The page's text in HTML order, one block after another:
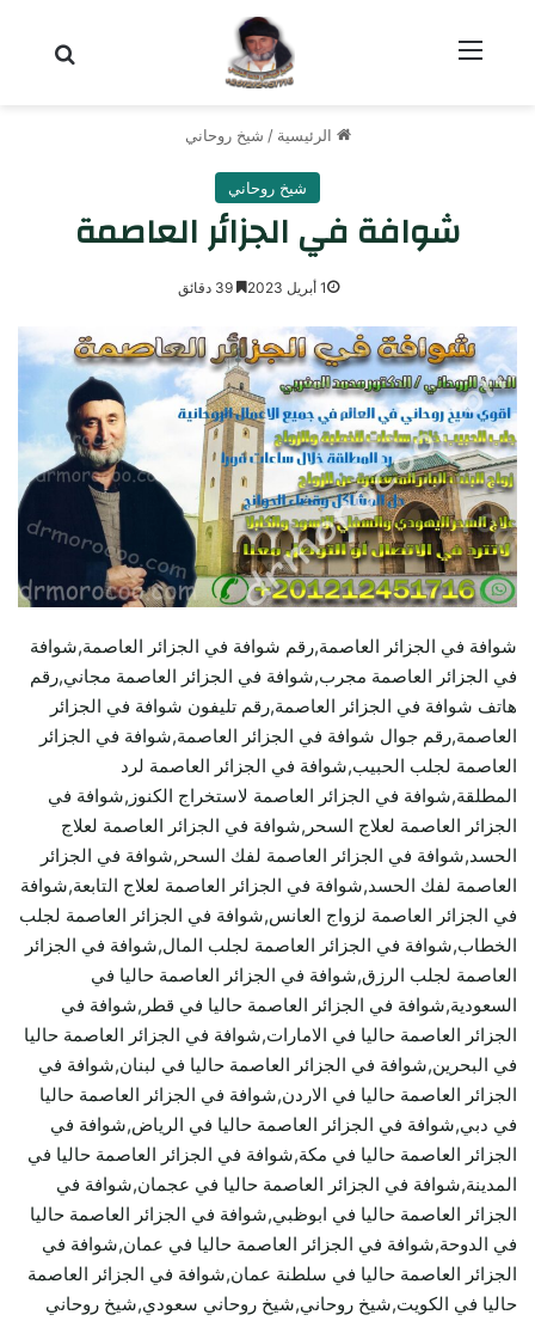
الرئيسية / شيخ روحاني
شيخ روحاني
شوافة في الجزائر العاصمة
1 أبريل 2023
شوافة في الجزائر العاصمة,رقم شوافة في الجزائر العاصمة,شوافة
في الجزائر العاصمة مجرب,شوافة في الجزائر العاصمة مجاني,رقم
هاتف شوافة في الجزائر العاصمة,رقم تليفون شوافة في الجزائر
العاصمة,رقم جوال شوافة في الجزائر العاصمة,شوافة في الجزائر
العاصمة لجلب الحبيب,شوافة في الجزائر العاصمة لرد
المطلقة,شوافة في الجزائر العاصمة لاستخراج الكنوز,شوافة في
الجزائر العاصمة لعلاج السحر,شوافة في الجزائر العاصمة لعلاج
الحسد,شوافة في الجزائر العاصمة لفك السحر,شوافة في الجزائر
العاصمة لفك الحسد,شوافة في الجزائر العاصمة لعلاج التابعة,شوافة
في الجزائر العاصمة لزواج العانس,شوافة في الجزائر العاصمة لجلب
الخطاب,شوافة في الجزائر العاصمة لجلب المال,شوافة في الجزائر
العاصمة لجلب الرزق,شوافة في الجزائر العاصمة حاليا في
السعودية,شوافة في الجزائر العاصمة حاليا في قطر,شوافة في
الجزائر العاصمة حاليا في الامارات,شوافة في الجزائر العاصمة حاليا
في البحرين,شوافة في الجزائر العاصمة حاليا في لبنان,شوافة في
الجزائر العاصمة حاليا في الاردن,شوافة في الجزائر العاصمة حاليا
في دبي,شوافة في الجزائر العاصمة حاليا في الرياض,شوافة في
الجزائر العاصمة حاليا في مكة,شوافة في الجزائر العاصمة حاليا في
المدينة,شوافة في الجزائر العاصمة حاليا في عجمان,شوافة في
الجزائر العاصمة حاليا في ابوظبي,شوافة في الجزائر العاصمة حاليا
في الدوحة,شوافة في الجزائر العاصمة حاليا في عمان,شوافة في
الجزائر العاصمة حاليا في سلطنة عمان,شوافة في الجزائر العاصمة
حاليا في الكويت,شيخ روحاني,شيخ روحاني سعودي,شيخ روحاني